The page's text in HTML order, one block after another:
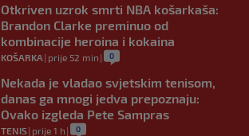
Otkriven uzrok smrti NBA košarkaša:
Brandon Clarke preminuo od
kombinacije heroina i kokaina
KOŠARKA | prije 52 min | 0
Nekada je vladao svjetskim tenisom,
danas ga mnogi jedva prepoznaju:
Ovako izgleda Pete Sampras
TENIS| prije 1 h | 0